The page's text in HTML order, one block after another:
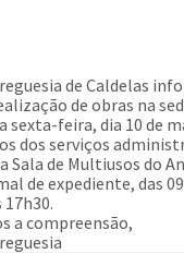
de Caldelas
de obras na
sexta-feira, dia 10 de
dos serviços
Sala de Multiusos do
de expediente, das
17h30.
a compreensão,